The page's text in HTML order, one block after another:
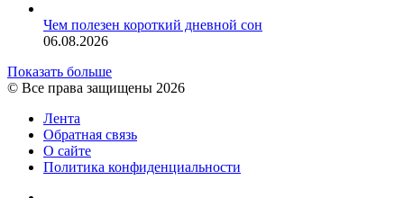
Чем полезен короткий дневной сон
06.08.2026
Показать больше
© Все права защищены 2026
Лента
Обратная связь
О сайте
Политика конфиденциальности